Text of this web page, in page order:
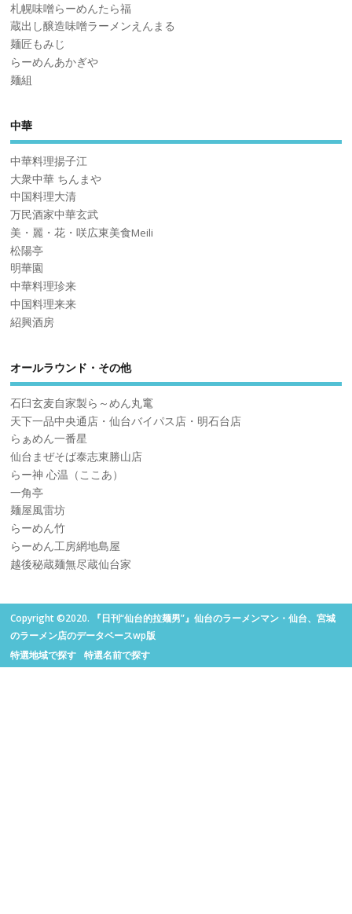
札幌味噌らーめんたら福
蔵出し醸造味噌ラーメンえんまる
麺匠もみじ
らーめんあかぎや
麺組
中華
中華料理揚子江
大衆中華 ちんまや
中国料理大清
万民酒家中華玄武
美・麗・花・咲広東美食Meili
松陽亭
明華園
中華料理珍来
中国料理来来
紹興酒房
オールラウンド・その他
石臼玄麦自家製ら～めん丸竃
天下一品中央通店・仙台バイパス店・明石台店
らぁめん一番星
仙台まぜそば泰志東勝山店
らー神 心温（ここあ）
一角亭
麺屋風雷坊
らーめん竹
らーめん工房網地島屋
越後秘蔵麺無尽蔵仙台家
Copyright ©2020. 『日刊“仙台的拉麺男”』仙台のラーメンマン・仙台、宮城
のラーメン店のデータベースwp版
特選地域で探す
特選名前で探す